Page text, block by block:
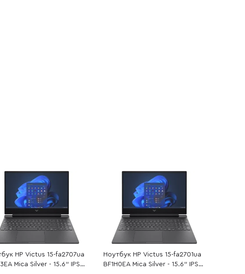
HP Victus 15-fa2707ua
Mica Silver - 15.6" IPS
Ноутбук HP Victus 15-fa2701ua
BF1H0EA Mica Silver - 15.6" IPS